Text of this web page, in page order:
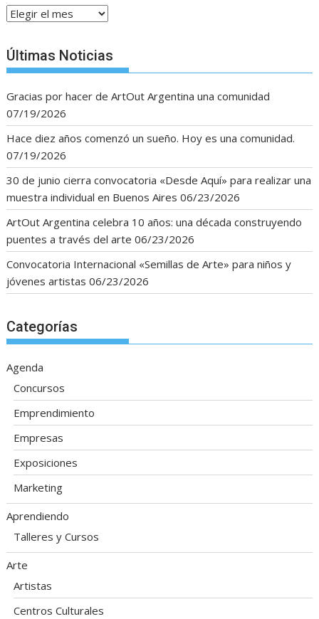
Archivos
Últimas Noticias
Gracias por hacer de ArtOut Argentina una comunidad
07/19/2026
Hace diez años comenzó un sueño. Hoy es una comunidad.
07/19/2026
30 de junio cierra convocatoria «Desde Aquí» para realizar una
muestra individual en Buenos Aires 06/23/2026
ArtOut Argentina celebra 10 años: una década construyendo
puentes a través del arte 06/23/2026
Convocatoria Internacional «Semillas de Arte» para niños y
jóvenes artistas 06/23/2026
Categorías
Agenda
Concursos
Emprendimiento
Empresas
Exposiciones
Marketing
Aprendiendo
Talleres y Cursos
Arte
Artistas
Centros Culturales